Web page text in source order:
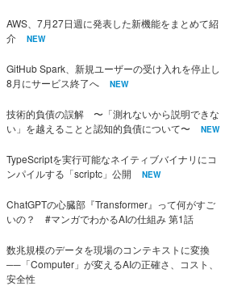
AWS、7月27日週に発表した新機能をまとめて紹
介
NEW
GitHub Spark、新規ユーザーの受け入れを停止し
8月にサービス終了へ
NEW
技術的負債の誤解 〜「測れないから説明できな
い」を越えることと認知的負債について〜
NEW
TypeScriptを実行可能なネイティブバイナリにコ
ンパイルする「scriptc」公開
NEW
ChatGPTの心臓部『Transformer』って何がすご
いの？ #マンガでわかるAIの仕組み 第1話
数兆規模のデータを現場のコンテキストに変換
──「Computer」が変えるAIの正確さ、コスト、
安全性